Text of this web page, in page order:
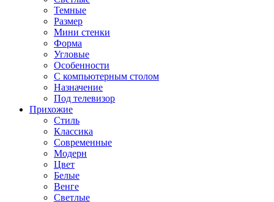
Темные
Размер
Мини стенки
Форма
Угловые
Особенности
С компьютерным столом
Назначение
Под телевизор
Прихожие
Стиль
Классика
Современные
Модерн
Цвет
Белые
Венге
Светлые